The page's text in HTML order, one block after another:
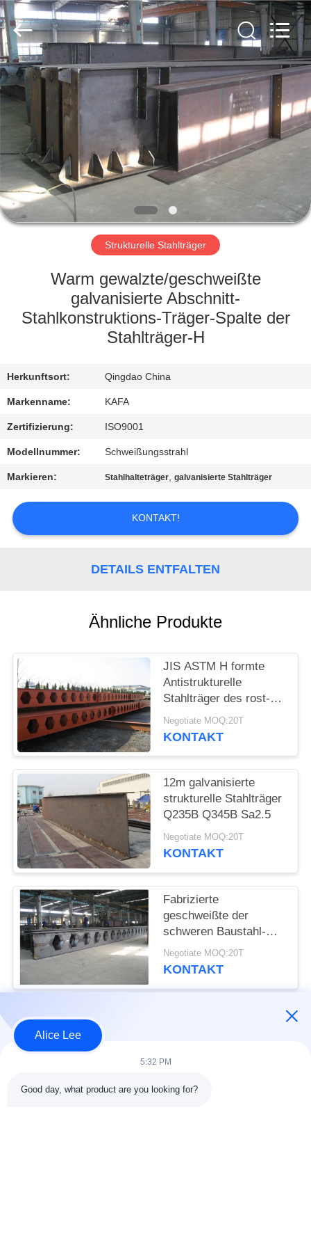
ZU
HAUSE
PRODUKTE
VIDEOS
VR
UNS
QUALITÄTSKONTROLLE
KONTAKT
FÄLLE
DATENSCHUTZRICHTLINIE
Fabrication
Co.,
Ltd..
All
Rights
Reserved.
Strukturelle Stahlträger
Warm gewalzte/geschweißte
galvanisierte Abschnitt-
Stahlkonstruktions-Träger-Spalte der
Stahlträger-H
Herkunftsort: Qingdao China
Markenname: KAFA
Zertifizierung: ISO9001
Modellnummer: Schweißungsstrahl
Markieren: Stahlhalteträger,galvanisierte Stahlträger
KONTAKT!
DETAILS ENTFALTEN
Ähnliche Produkte
JIS ASTM H formte
Antistrukturelle
Stahlträger des rost-
12m
Negotiate MOQ:20T
KONTAKT
12m galvanisierte
strukturelle Stahlträger
Q235B Q345B Sa2.5
Negotiate MOQ:20T
KONTAKT
Fabrizierte
geschweißte der
schweren Baustahl-
Baumaterial-höchsten
Vollkommenheit warm
Negotiate MOQ:20T
KONTAKT
Beliebte Kategorien
Stahlkonstruktionsbau
Werkstatt
Alice Lee
5:32 PM
Good day, what product are you looking for?